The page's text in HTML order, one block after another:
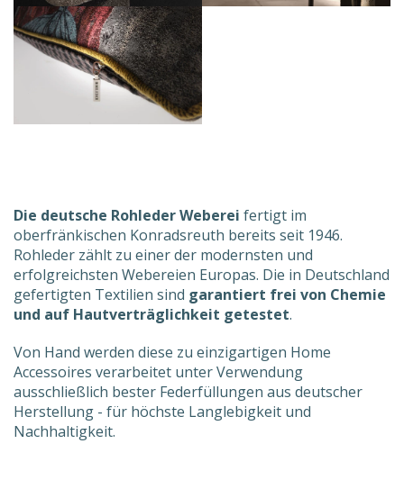
Die deutsche Rohleder Weberei fertigt im
oberfränkischen Konradsreuth bereits seit 1946.
Rohleder zählt zu einer der modernsten und
erfolgreichsten Webereien Europas. Die in Deutschland
gefertigten Textilien sind garantiert frei von Chemie
und auf Hautverträglichkeit getestet.
Von Hand werden diese zu einzigartigen Home
Accessoires verarbeitet unter Verwendung
ausschließlich bester Federfüllungen aus deutscher
Herstellung - für höchste Langlebigkeit und
Nachhaltigkeit.